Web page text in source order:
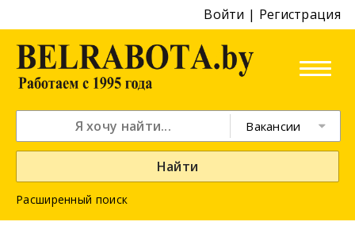
Войти | Регистрация
Вакансии
Найти
Расширенный поиск